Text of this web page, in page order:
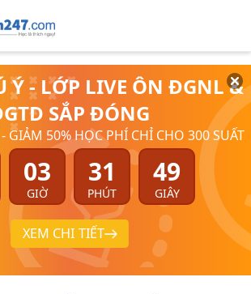
Ý - LỚP LIVE ÔN ĐGNL &
SẮP ĐÓNG
GIẢM 50% HỌC PHÍ CHỈ CHO 300 SUẤT
03
GIỜ
31
PHÚT
48
GIÂY
XEM CHI TIẾT